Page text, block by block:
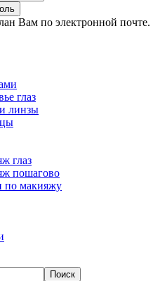
Вам по электронной почте.
глаз
линзы
глаз
пошагово
по макияжу